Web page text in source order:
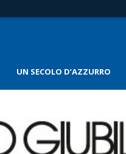
UN SECOLO D’AZZURRO